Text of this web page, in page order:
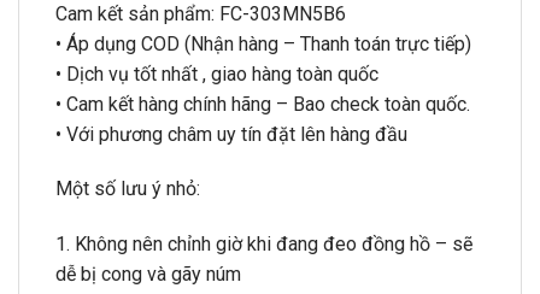
Cam kết sản phẩm: FC-303MN5B6
• Áp dụng COD (Nhận hàng – Thanh toán trực tiếp)
• Dịch vụ tốt nhất , giao hàng toàn quốc
• Cam kết hàng chính hãng – Bao check toàn quốc.
• Với phương châm uy tín đặt lên hàng đầu
Một số lưu ý nhỏ:
1. Không nên chỉnh giờ khi đang đeo đồng hồ – sẽ
dễ bị cong và gãy núm